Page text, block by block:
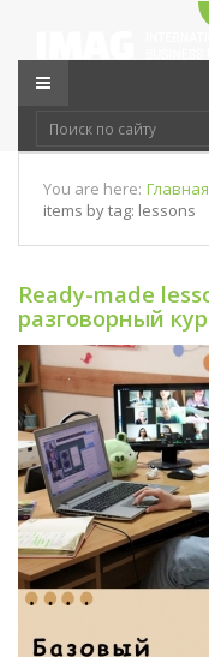
You are here: Главная
items by tag: lessons
Ready-made
разговорный